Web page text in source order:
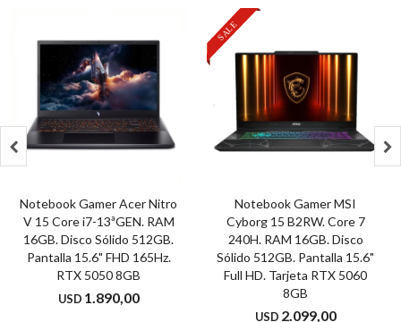
Notebook Gamer Acer Nitro
V 15 Core i7-13ªGEN. RAM
16GB. Disco Sólido 512GB.
Pantalla 15.6" FHD 165Hz.
RTX 5050 8GB
USD 1.890,00
Notebook Gamer MSI
Cyborg 15 B2RW. Core 7
240H. RAM 16GB. Disco
Sólido 512GB. Pantalla 15.6"
Full HD. Tarjeta RTX 5060
8GB
USD 2.099,00
 